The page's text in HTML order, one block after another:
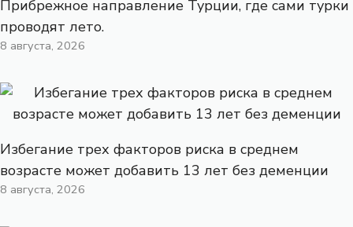
Прибрежное направление Турции, где сами турки
проводят лето.
8 августа, 2026
Избегание трех факторов риска в среднем
возрасте может добавить 13 лет без деменции
8 августа, 2026